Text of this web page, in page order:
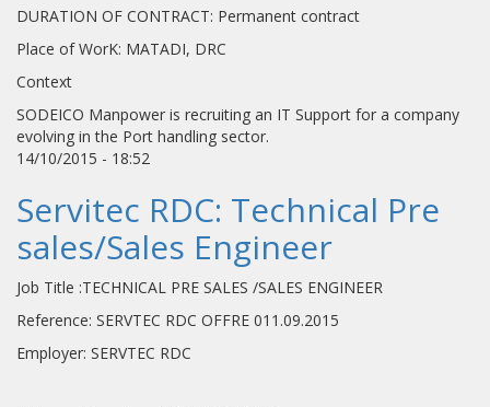
DURATION OF CONTRACT: Permanent contract
Place of WorK: MATADI, DRC
Context
SODEICO Manpower is recruiting an IT Support for a company
evolving in the Port handling sector.
14/10/2015 - 18:52
Servitec RDC: Technical Pre
sales/Sales Engineer
Job Title :TECHNICAL PRE SALES /SALES ENGINEER
Reference: SERVTEC RDC OFFRE 011.09.2015
Employer: SERVTEC RDC